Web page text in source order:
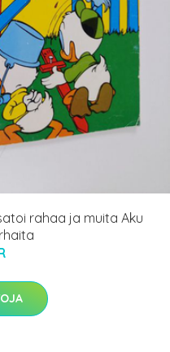
rahaa ja muita Aku